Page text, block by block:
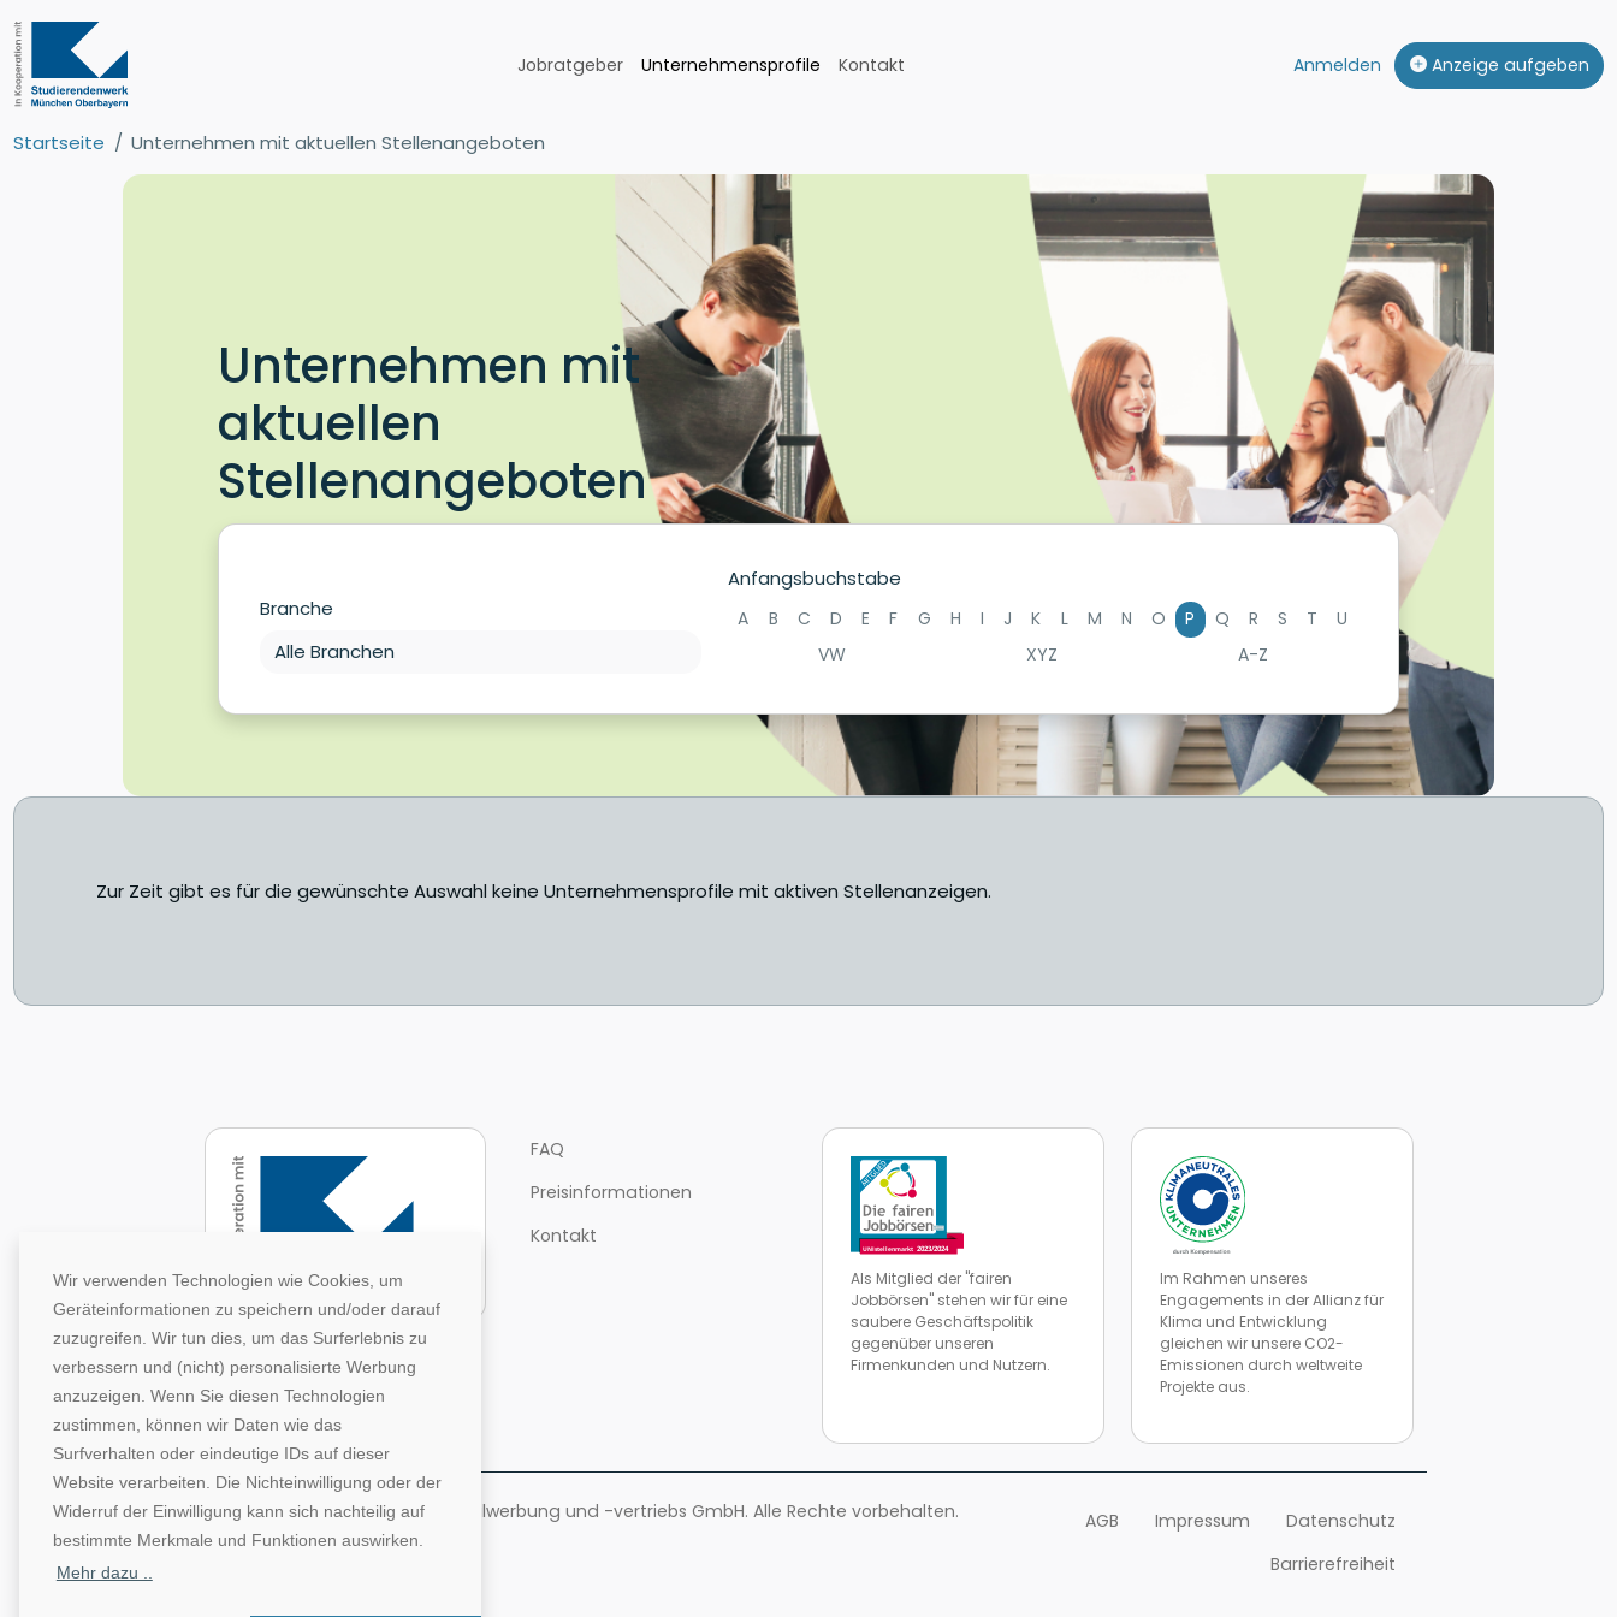
Wir verwenden Technologien wie Cookies, um
Geräteinformationen zu speichern und/oder darauf
zuzugreifen. Wir tun dies, um das Surferlebnis zu
verbessern und (nicht) personalisierte Werbung
anzuzeigen. Wenn Sie diesen Technologien
zustimmen, können wir Daten wie das
Surfverhalten oder eindeutige IDs auf dieser
Website verarbeiten. Die Nichteinwilligung oder der
Widerruf der Einwilligung kann sich nachteilig auf
bestimmte Merkmale und Funktionen auswirken.
Mehr dazu ..
Jobratgeber Unternehmensprofile Kontakt Anmelden Anzeige aufgeben
Startseite Unternehmen mit aktuellen Stellenangeboten
Unternehmen mit
aktuellen
Stellenangeboten
Branche
Anfangsbuchstabe
A B C D E F G H I J K L M N O P Q R S T
U
VW
XYZ A-Z
Zur Zeit gibt es für die gewünschte Auswahl keine Unternehmensprofile mit aktiven Stellenanzeigen.
FAQ
Preisinformationen
Kontakt
Als Mitglied der "fairen
Jobbörsen" stehen wir für eine
saubere Geschäftspolitik
gegenüber unseren
Firmenkunden und Nutzern.
Im Rahmen unseres
Engagements in der Allianz für
Klima und Entwicklung
gleichen wir unsere CO2-
Emissionen durch weltweite
Projekte aus.
©1996-2026 Deutsche Hochschulwerbung und -vertriebs GmbH. Alle Rechte vorbehalten. AGB Impressum
Datenschutz
Barrierefreiheit